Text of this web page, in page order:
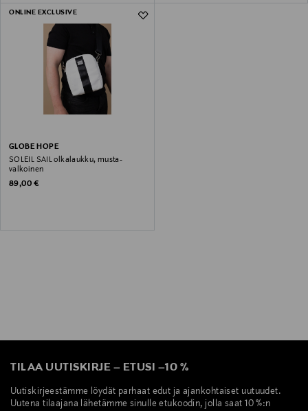
ONLINE EXCLUSIVE
GLOBE HOPE
SOLEIL SAIL olkalaukku, musta-
valkoinen
Original Price
89,00 €
TILAA UUTISKIRJE – ETUSI –10 %
Uutiskirjeestämme löydät parhaat edut ja ajankohtaiset uutuudet.
Uutena tilaajana lähetämme sinulle etukoodin, jolla saat 10 %:n